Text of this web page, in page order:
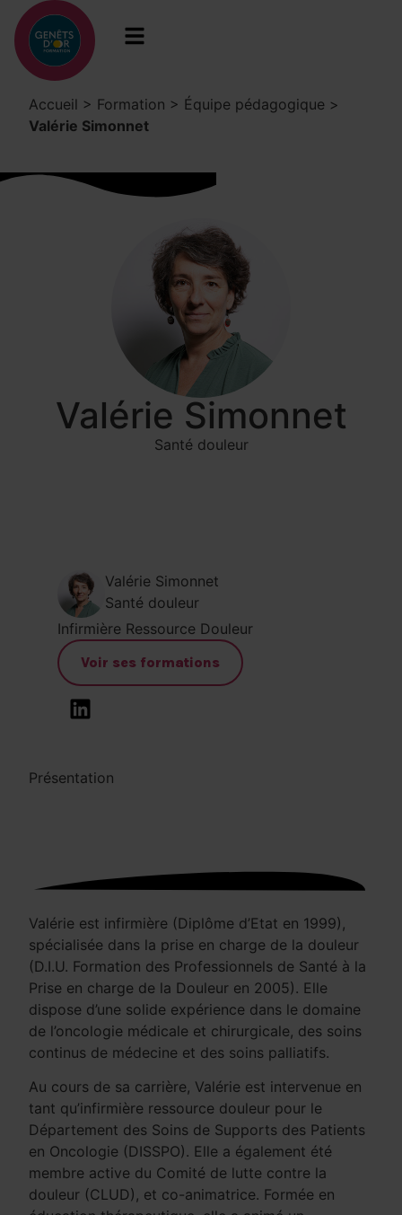
Accueil > Formation > Équipe pédagogique >
Valérie Simonnet
Valérie Simonnet
Santé douleur
Présentation
Valérie est infirmière (Diplôme d’Etat en 1999),
spécialisée dans la prise en charge de la douleur
(D.I.U. Formation des Professionnels de Santé à la
Prise en charge de la Douleur en 2005). Elle
dispose d’une solide expérience dans le domaine
de l’oncologie médicale et chirurgicale, des soins
continus de médecine et des soins palliatifs.
Au cours de sa carrière, Valérie est intervenue en
tant qu’infirmière ressource douleur pour le
Département des Soins de Supports des Patients
en Oncologie (DISSPO). Elle a également été
membre active du Comité de lutte contre la
douleur (CLUD), et co-animatrice. Formée en
Valérie Simonnet
Santé douleur
Infirmière Ressource Douleur
Voir ses formations